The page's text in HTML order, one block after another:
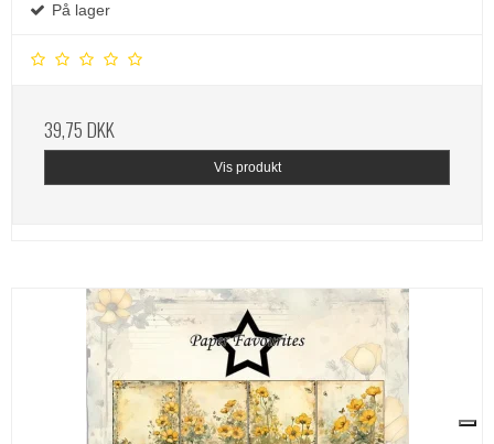
På lager
39,75 DKK
Vis produkt